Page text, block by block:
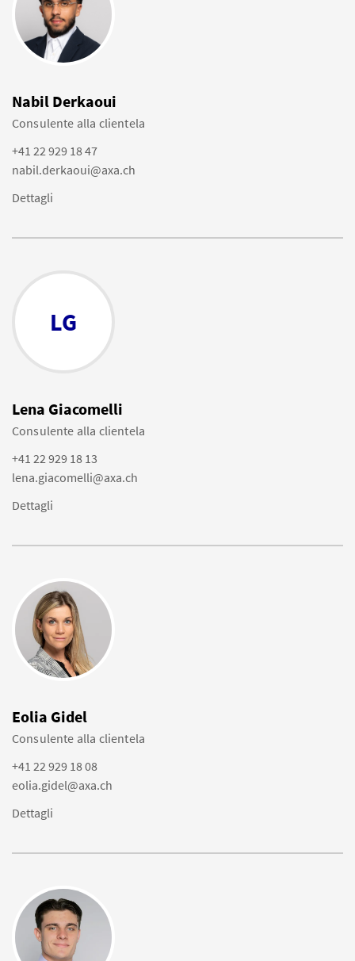
Nabil Derkaoui
Consulente alla clientela
+41 22 929 18 47
nabil.derkaoui@axa.ch
Dettagli
LG
Lena Giacomelli
Consulente alla clientela
+41 22 929 18 13
lena.giacomelli@axa.ch
Dettagli
Eolia Gidel
Consulente alla clientela
+41 22 929 18 08
eolia.gidel@axa.ch
Dettagli